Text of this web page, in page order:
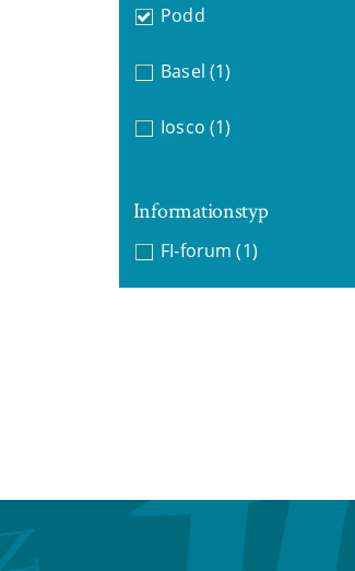
Podd
Basel (1)
Iosco (1)
Informationstyp
FI-forum (1)